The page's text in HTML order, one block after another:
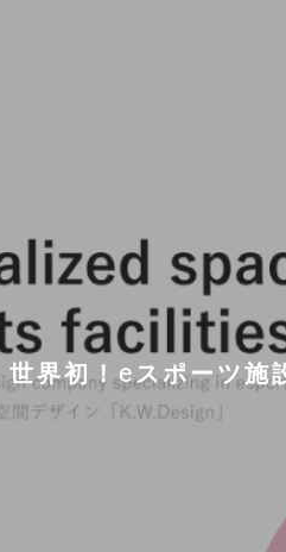
世界初！eスポーツ施